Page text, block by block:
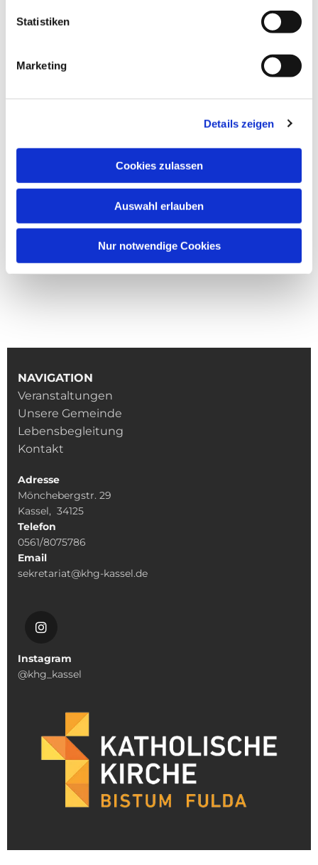
Statistiken
Marketing
Details zeigen
Cookies zulassen
Auswahl erlauben
Nur notwendige Cookies
NAVIGATION
Veranstaltungen
Unsere Gemeinde
Lebensbegleitung
Kontakt
Adresse
Mönchebergstr. 29
Kassel, 34125
Telefon
0561/8075786
Email
sekretariat@khg-kassel.de
Instagram
@khg_kassel